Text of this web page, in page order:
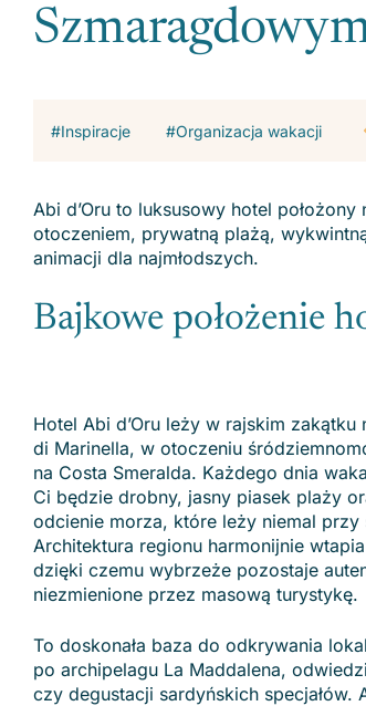
#Inspiracje #Organizacja wakacji
Abi d’Oru to luksusowy hotel
otoczeniem, prywatną plażą,
animacji dla najmłodszych.
Bajkowe położenie
Hotel Abi d’Oru leży w rajskim zakątku
di Marinella, w otoczeniu
na Costa Smeralda. Każdego dnia
Ci będzie drobny, jasny piasek plaży
odcienie morza, które leży niemal przy
Architektura regionu harmonijnie
dzięki czemu wybrzeże pozostaje
niezmienione przez masową turystykę.
To doskonała baza do odkrywania
po archipelagu La Maddalena,
czy degustacji sardyńskich specjałów.